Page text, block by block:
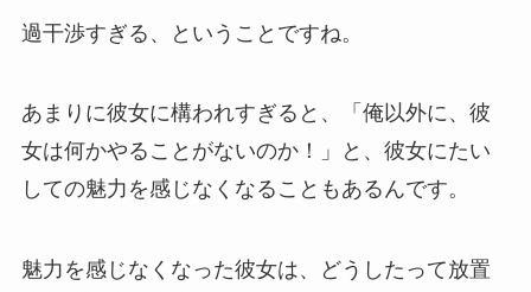
過干渉すぎる、ということですね。
あまりに彼女に構われすぎると、「俺以外に、彼
女は何かやることがないのか！」と、彼女にたい
しての魅力を感じなくなることもあるんです。
魅力を感じなくなった彼女は、どうしたって放置